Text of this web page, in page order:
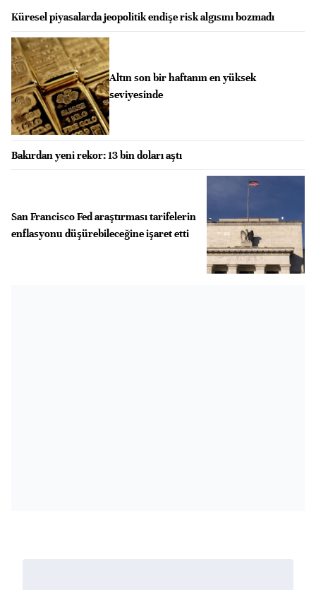
Küresel piyasalarda jeopolitik endişe risk algısını bozmadı
Altın son bir haftanın en yüksek
seviyesinde
Bakırdan yeni rekor: 13 bin doları aştı
San Francisco Fed araştırması tarifelerin
enflasyonu düşürebileceğine işaret etti